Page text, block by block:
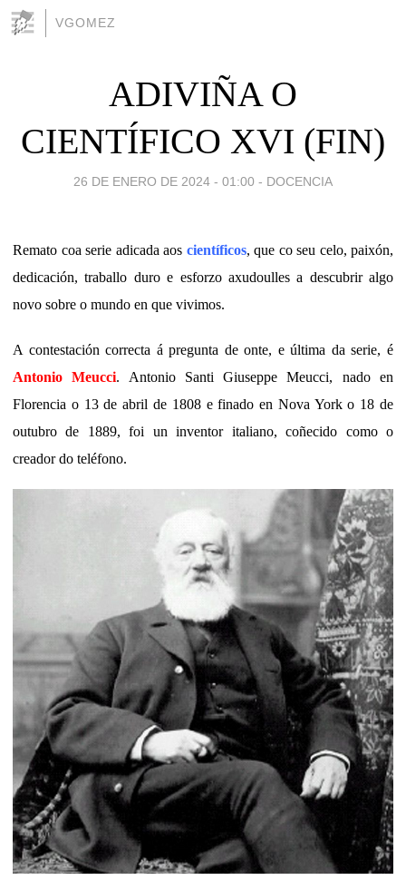
VGOMEZ
ADIVIÑA O
CIENTÍFICO XVI (FIN)
26 DE ENERO DE 2024 - 01:00 - DOCENCIA
Remato coa serie adicada aos científicos, que co seu celo, paixón,
dedicación, traballo duro e esforzo axudoulles a descubrir algo
novo sobre o mundo en que vivimos.
A contestación correcta á pregunta de onte, e última da serie, é
Antonio Meucci. Antonio Santi Giuseppe Meucci, nado en
Florencia o 13 de abril de 1808 e finado en Nova York o 18 de
outubro de 1889, foi un inventor italiano, coñecido como o
creador do teléfono.